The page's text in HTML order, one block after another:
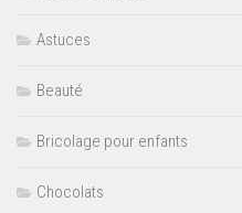
Astuces
Beauté
Bricolage pour enfants
Chocolats